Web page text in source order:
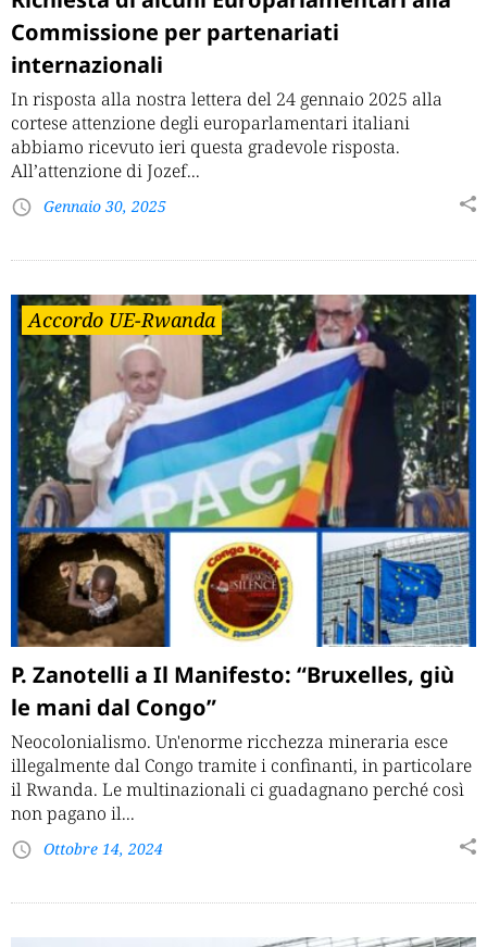
Commissione per partenariati
internazionali
In risposta alla nostra lettera del 24 gennaio 2025 alla
cortese attenzione degli europarlamentari italiani
abbiamo ricevuto ieri questa gradevole risposta.
All’attenzione di Jozef...
Gennaio 30, 2025
Accordo UE-Rwanda
P. Zanotelli a Il Manifesto: “Bruxelles, giù
le mani dal Congo”
Neocolonialismo. Un'enorme ricchezza mineraria esce
illegalmente dal Congo tramite i confinanti, in particolare
il Rwanda. Le multinazionali ci guadagnano perché così
non pagano il...
Ottobre 14, 2024